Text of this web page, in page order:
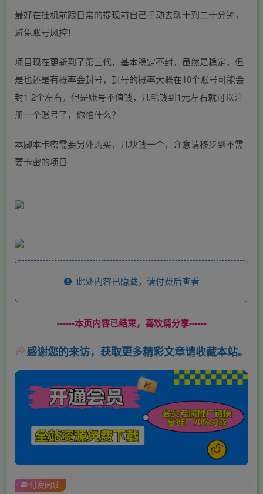
最好在挂机前跟日常的提现前自己手动去聊十到二十分钟，
避免账号风控！
项目现在更新到了第三代，基本稳定不封，虽然是稳定，但
是也还是有概率会封号，封号的概率大概在10个账号可能会
封1-2个左右，但是账号不值钱，几毛钱到1元左右就可以注
册一个账号了，你怕什么？
本脚本卡密需要另外购买，几块钱一个，介意请移步到不需
要卡密的项目
此处内容已隐藏，请付费后查看
------本页内容已结束，喜欢请分享------
感谢您的来访，获取更多精彩文章请收藏本站。
付费阅读